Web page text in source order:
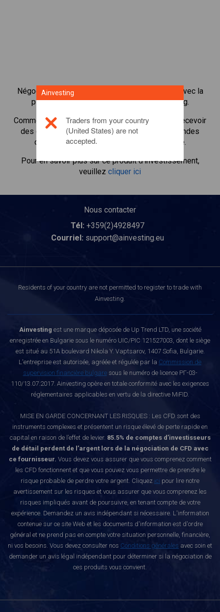
Négocier plus de 1 000 actions internationales avec la
plateforme de négociation CFD de Ainvesting.
Commencer à négocier les CFD enCarrefour
. Recevoir
des cotes en temps réel et recevoir des dividendes
comme si vous déteniez l'action elle-même.
Pour en savoir plus sur ce produit d'investissement,
veuillez cliquer ici
Nous contacter
Tél: +359(2)4928497
Courriel: support@ainvesting.eu
Residents of your country are not permitted to register to trade with
Ainvesting.
Ainvesting est une marque déposée de Up Trend LTD, une société
enregistrée en Bulgarie sous le numéro UIC/PIC 121527003, dont le siège
est situé au 51A boulevard Nikola Y. Vaptsarov, 1407 Sofia, Bulgarie.
L'entreprise est autorisée, agréée et régulée par la Commission de
supervision financière bulgaresous le numéro de licence РГ-03-
110/13.07.2017. Ainvesting opère en totale conformité avec les exigences
réglementaires applicables en vertu de la directive MiFID.
MISE EN GARDE CONCERNANT LES RISQUES : Les CFD sont des
instruments complexes et présentent un risque élevé de perte rapide en
capital en raison de l’effet de levier. 85.5% de comptes d’investisseurs
de détail perdent de l’argent lors de la négociation de CFD avec
ce fournisseur. Vous devez vous assurer que vous comprenez comment
les CFD fonctionnent et que vous pouvez vous permettre de prendre le
risque probable de perdre votre argent. Cliquez ici pour lire notre
avertissement sur les risques et vous assurer que vous comprenez les
risques impliqués avant de poursuivre, en tenant compte de votre
expérience. Demandez un avis indépendant si nécessaire. L'information
contenue sur ce site Web et les documents d'information est d'ordre
général et ne prend pas en compte votre situation personnelle, financière,
ni vos besoins. Vous devez consulter nos Conditions générales avec soin et
demander un avis légal indépendant pour déterminer si la négociation de
ces produits vous convient.
Ainvesting
Traders from your country
(United States) are not
accepted.